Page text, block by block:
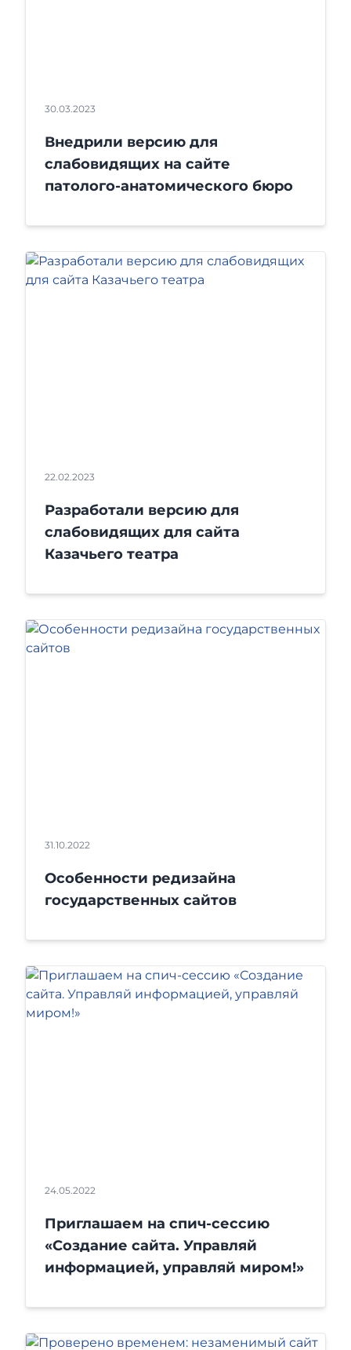
30.03.2023
Внедрили версию для
слабовидящих на сайте
патолого-анатомического бюро
22.02.2023
Разработали версию для
слабовидящих для сайта
Казачьего театра
31.10.2022
Особенности редизайна
государственных сайтов
24.05.2022
Приглашаем на спич-сессию
«Создание сайта. Управляй
информацией, управляй миром!»